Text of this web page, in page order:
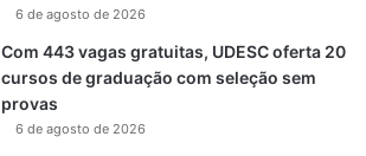
6 de agosto de 2026
Com 443 vagas gratuitas, UDESC oferta 20
cursos de graduação com seleção sem
provas
6 de agosto de 2026